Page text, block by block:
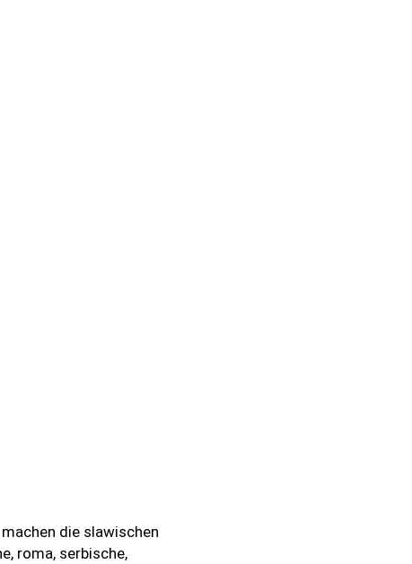
die slawischen
roma, serbische,